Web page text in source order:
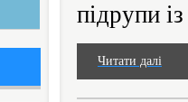
підрупи
Читати далі